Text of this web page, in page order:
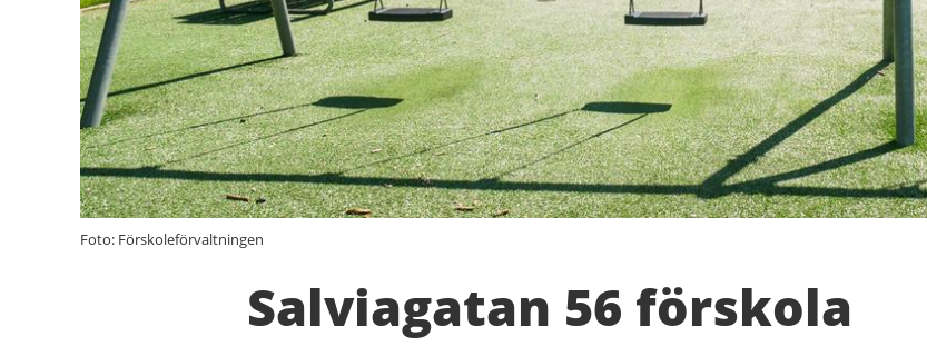
Foto: Förskoleförvaltningen
Salviagatan 56 förskola